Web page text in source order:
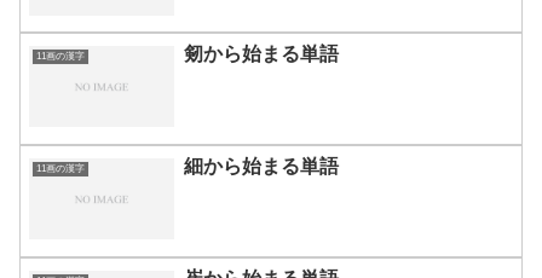
11画の漢字 剱から始まる単語
11画の漢字 細から始まる単語